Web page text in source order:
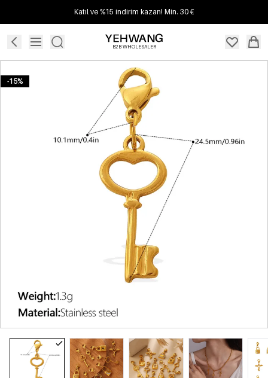
Katıl ve %15 indirim kazan! Min. 30 €
B2B WHOLESALER
-15%